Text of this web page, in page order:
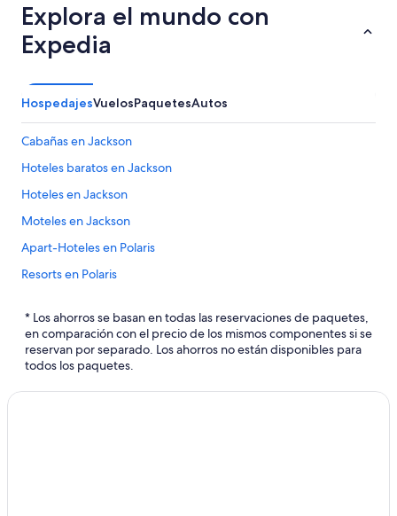
Explora el mundo con
Expedia
HospedajesVuelosPaquetesAutos
Cabañas en Jackson
Hoteles baratos en Jackson
Hoteles en Jackson
Moteles en Jackson
Apart-Hoteles en Polaris
Resorts en Polaris
Hoteles de lujo en Polaris
Hoteles con alberca en Polaris
* Los ahorros se basan en todas las reservaciones de paquetes,
en comparación con el precio de los mismos componentes si se
reservan por separado. Los ahorros no están disponibles para
todos los paquetes.